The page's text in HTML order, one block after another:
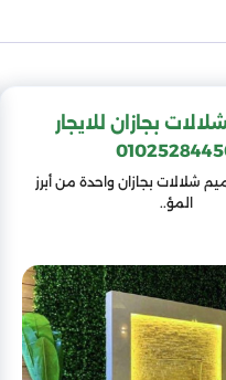
بجازان للايجار
شلالات بجازان واحدة من أبرز
المؤ..